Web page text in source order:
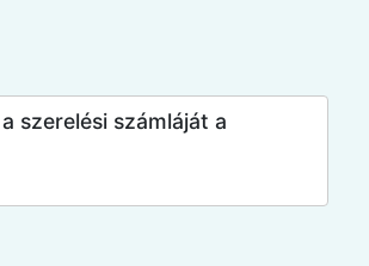
szerelési számláját a